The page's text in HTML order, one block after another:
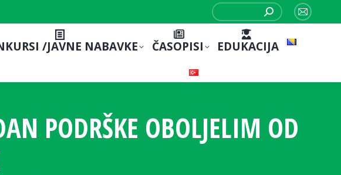
Search:
Mail
/JAVNE NABAVKE ČASOPISI EDUKACIJA
PODRŠKE OBOLJELIM OD